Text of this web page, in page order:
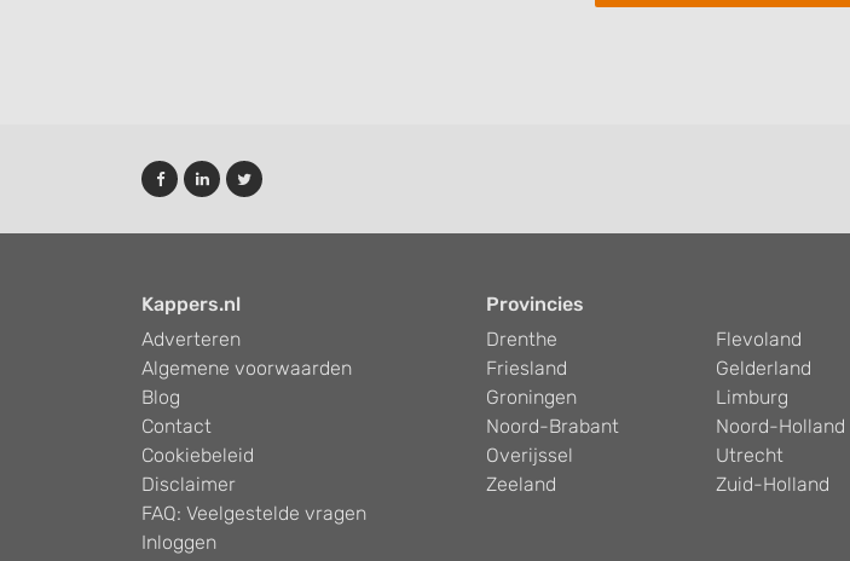
Kappers.nl
Adverteren
Algemene voorwaarden
Blog
Contact
Cookiebeleid
Disclaimer
FAQ: Veelgestelde vragen
Inloggen
Provincies
Drenthe
Flevoland
Friesland
Gelderland
Groningen
Limburg
Noord-Brabant
Noord-Holland
Overijssel
Utrecht
Zeeland
Zuid-Holland